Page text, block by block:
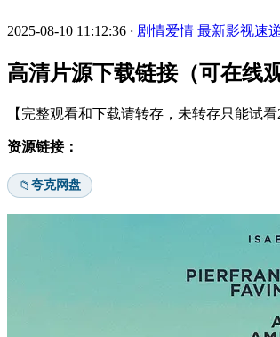
2025-08-10 11:12:36 · 剧情爱情 最新影视速
高清片源下载链接（可在线观
【完整观看和下载请转存，未转存只能试
资源链接：
📁夸克网盘